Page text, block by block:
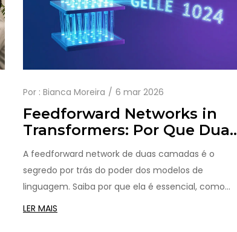
Por : Bianca Moreira 6 mar 2026
Feedforward Networks in
Transformers: Por Que Duas
Camadas Aumentam o
Poder dos Modelos de
Linguagem
A feedforward network de duas camadas é o
segredo por trás do poder dos modelos de
linguagem. Saiba por que ela é essencial, como
funciona e por que nenhuma alternativa ainda
LER MAIS